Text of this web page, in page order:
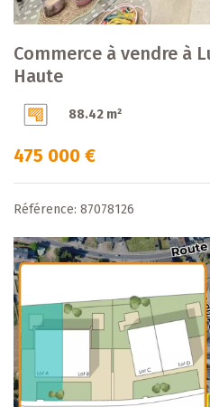
Commerce à vendre à
Haute
88.42 m²
475 000 €
Référence: 87078126